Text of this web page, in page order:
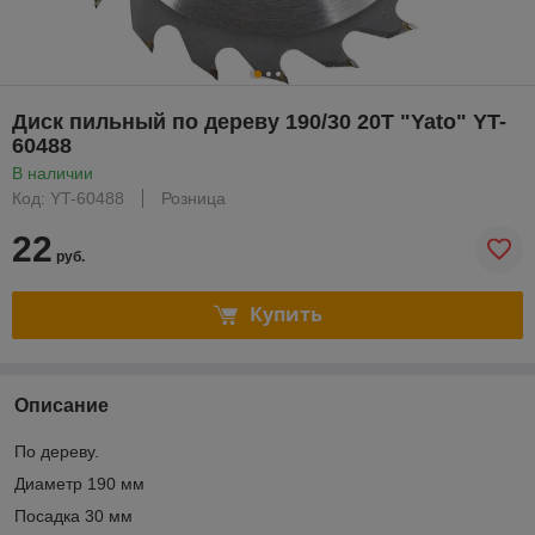
Диск пильный по дереву 190/30 20T "Yato" YT-
60488
В наличии
Код: YT-60488
Розница
22 руб.
Купить
Описание
По дереву.
Диаметр 190 мм
Посадка 30 мм